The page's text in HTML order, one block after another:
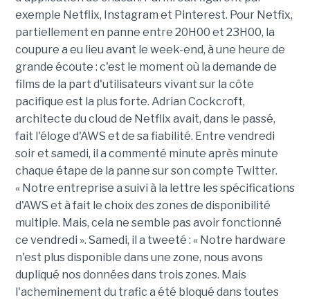
exemple Netflix, Instagram et Pinterest. Pour Netfix,
partiellement en panne entre 20H00 et 23H00, la
coupure a eu lieu avant le week-end, à une heure de
grande écoute : c'est le moment où la demande de
films de la part d'utilisateurs vivant sur la côte
pacifique est la plus forte. Adrian Cockcroft,
architecte du cloud de Netflix avait, dans le passé,
fait l'éloge d'AWS et de sa fiabilité. Entre vendredi
soir et samedi, il a commenté minute après minute
chaque étape de la panne sur son compte Twitter.
« Notre entreprise a suivi à la lettre les spécifications
d'AWS et à fait le choix des zones de disponibilité
multiple. Mais, cela ne semble pas avoir fonctionné
ce vendredi ». Samedi, il a tweeté : « Notre hardware
n'est plus disponible dans une zone, nous avons
dupliqué nos données dans trois zones. Mais
l'acheminement du trafic a été bloqué dans toutes